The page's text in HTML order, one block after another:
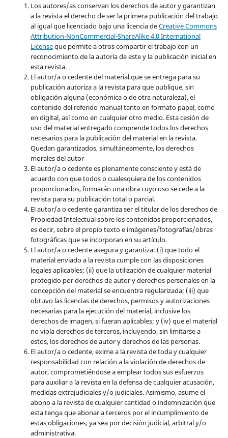
Los autores/as conservan los derechos de autor y garantizan
a la revista el derecho de ser la primera publicación del trabajo
al igual que licenciado bajo una licencia deCreative Commons
Attribution-NonCommercial-ShareAlike 4.0 International
Licenseque permite a otros compartir el trabajo con un
reconocimiento de la autoría de este y la publicación inicial en
esta revista.
El autor/a o cedente del material que se entrega para su
publicación autoriza a la revista para que publique, sin
obligación alguna (económica o de otra naturaleza), el
contenido del referido manual tanto en formato papel, como
en digital, así como en cualquier otro medio. Esta cesión de
uso del material entregado comprende todos los derechos
necesarios para la publicación del material en la revista.
Quedan garantizados, simultáneamente, los derechos
morales del autor
El autor/a o cedente es plenamente consciente y está de
acuerdo con que todos o cualesquiera de los contenidos
proporcionados, formarán una obra cuyo uso se cede a la
revista para su publicación total o parcial.
El autor/a o cedente garantiza ser el titular de los derechos de
Propiedad Intelectual sobre los contenidos proporcionados,
es decir, sobre el propio texto e imágenes/fotografías/obras
fotográficas que se incorporan en su artículo.
El autor/a o cedente asegura y garantiza: (i) que todo el
material enviado a la revista cumple con las disposiciones
legales aplicables; (ii) que la utilización de cualquier material
protegido por derechos de autor y derechos personales en la
concepción del material se encuentra regularizada; (iii) que
obtuvo las licencias de derechos, permisos y autorizaciones
necesarias para la ejecución del material, inclusive los
derechos de imagen, si fueran aplicables; y (iv) que el material
no viola derechos de terceros, incluyendo, sin limitarse a
estos, los derechos de autor y derechos de las personas.
El autor/a o cedente, exime a la revista de toda y cualquier
responsabilidad con relación a la violación de derechos de
autor, comprometiéndose a emplear todos sus esfuerzos
para auxiliar a la revista en la defensa de cualquier acusación,
medidas extrajudiciales y/o judiciales. Asimismo, asume el
abono a la revista de cualquier cantidad o indemnización que
esta tenga que abonar a terceros por el incumplimiento de
estas obligaciones, ya sea por decisión judicial, arbitral y/o
administrativa.